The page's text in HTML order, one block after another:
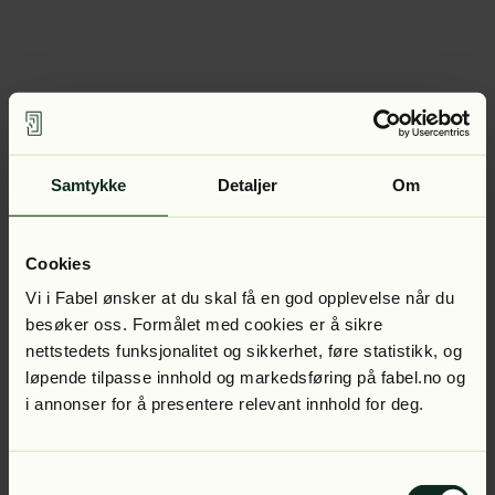
Samtykke Detaljer Om
Cookies
Vi i Fabel ønsker at du skal få en god opplevelse når du
besøker oss. Formålet med cookies er å sikre
nettstedets funksjonalitet og sikkerhet, føre statistikk, og
løpende tilpasse innhold og markedsføring på fabel.no og
i annonser for å presentere relevant innhold for deg.